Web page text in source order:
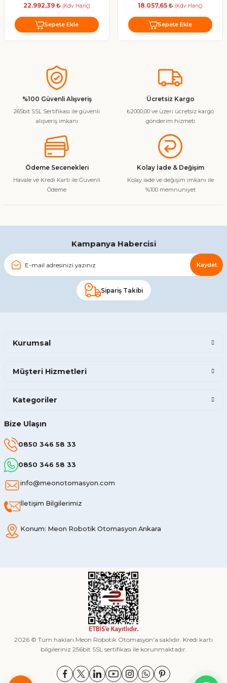
22.992,39 ₺ (Kdv Hariç)
Sepete Ekle
18.057,65 ₺ (Kdv Hariç)
Sepete Ekle
%100 Güvenli Alışveriş
265bit SSL Sertifikası ile güvenli
alışveriş imkanı
Ücretsiz Kargo
₺2000,00 ve üzeri ücretsiz kargo
gönderim hizmeti
Ödeme Secenekleri
Havale ve Kredi Kartı ile Güvenli
Ödeme
Kolay İade & Değişim
Kolay iade ve değişim imkanı ile
%100 memnuniyet
Kampanya Habercisi
Kaydet
Sipariş Takibi
Bize Ulaşın
0850 346 58 33
0850 346 58 33
info@meonotomasyon.com
İletişim Bilgilerimiz
Konum: Meon Robotik Otomasyon Ankara
Kurumsal
Müşteri Hizmetleri
Kategoriler
2026 © Tüm hakları Meon Robotik Otomasyon'a saklıdır. Kredi kartı
bilgileriniz 256bit SSL sertifikası ile korunmaktadır.